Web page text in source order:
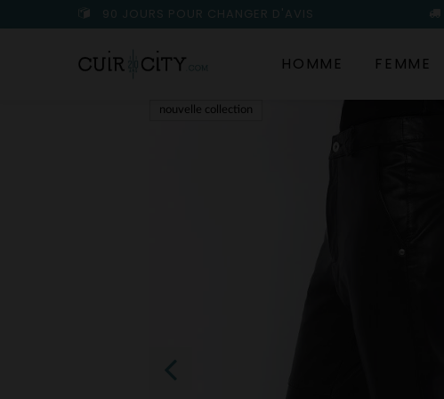
90 JOURS POUR CHANGER D'AVIS
HOMME FEMME
nouvelle collection